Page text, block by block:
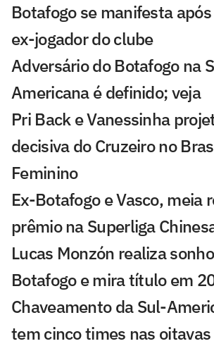
Botafogo se manifesta
ex-jogador do clube
Adversário do Botafogo na
Americana é definido; veja
Pri Back e Vanessinha
decisiva do Cruzeiro no
Feminino
Ex-Botafogo e Vasco, meia
prêmio na Superliga
Lucas Monzón realiza
Botafogo e mira título em
Chaveamento da Sul-
tem cinco times nas oitavas